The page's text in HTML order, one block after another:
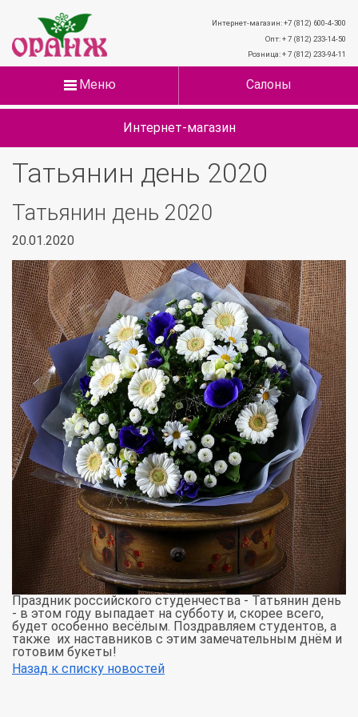
Интернет-магазин: +7 (812) 600-4-300
Опт: + 7 (812) 233-14-50
Розница: + 7 (812) 233-94-11
Меню Салоны
Интернет-магазин
Татьянин день 2020
Татьянин день 2020
20.01.2020
Праздник российского студенчества - Татьянин день
- в этом году выпадает на субботу и, скорее всего,
будет особенно весёлым. Поздравляем студентов, а
также их наставников с этим замечательным днём и
готовим букеты!
Назад к списку новостей